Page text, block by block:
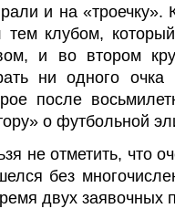
и на
тем клубом,
и во втором
ни одного
после
о футбольной
не отметить, что
без
двух заявочных